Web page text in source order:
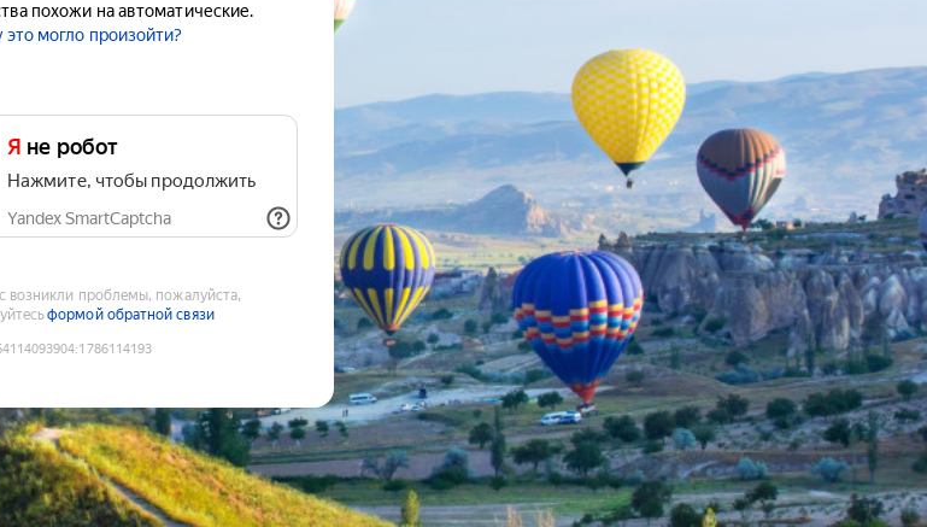
похожи на автоматические.
могло произойти?
Я не робот
Нажмите, чтобы продолжить
Yandex SmartCaptcha
возникли проблемы, пожалуйста,
формой обратной связи
:1786114193